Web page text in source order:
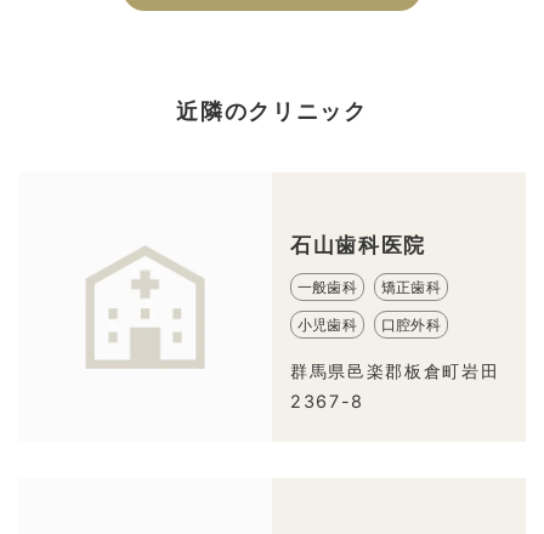
近隣のクリニック
石山歯科医院
一般歯科 矯正歯科
小児歯科 口腔外科
群馬県邑楽郡板倉町岩田
2367-8